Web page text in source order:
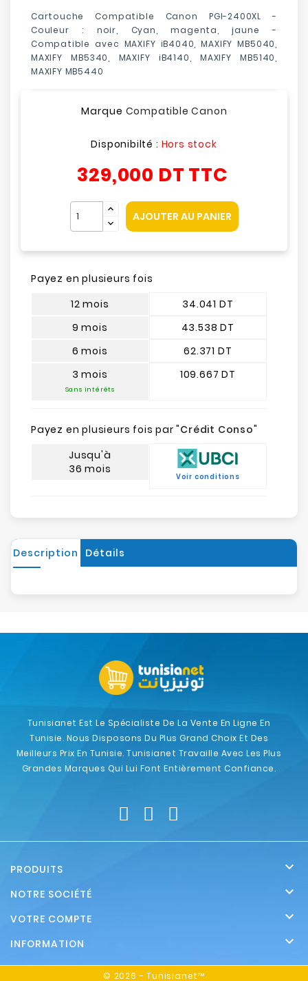
Cartouche Compatible Canon PGI-2400XL -
Couleur : noir, Cyan, magenta, jaune -
Compatible avec MAXIFY iB4040, MAXIFY MB5040,
MAXIFY MB5340, MAXIFY iB4140, MAXIFY MB5140,
MAXIFY MB5440
Marque Compatible Canon
Disponibilté : Hors stock
329,000 DT TTC
AJOUTER AU PANIER
Payez en plusieurs fois
12 mois
9 mois
6 mois
3 mois
Sans intérêts
34.041 DT
43.538 DT
62.371 DT
109.667 DT
Payez en plusieurs fois par "Crédit Conso"
Jusqu'à
36 mois
Voir conditions
Description Détails
Tunisianet Est Le Spécialiste De La Vente En Ligne En
Tunisie. Nous Disposons Du Plus Grand Choix Et Des
Meilleurs Prix En Tunisie. Tunisianet Travaille Avec Les Plus
Grandes Marques Qui Lui Font Entièrement Confiance.
PRODUITS 
NOTRE SOCIÉTÉ 
VOTRE COMPTE 
INFORMATION 
© 2026 - Tunisianet™